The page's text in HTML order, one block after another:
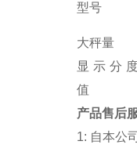
型号
大秤量
显示分
值
产品售后
1: 自本公